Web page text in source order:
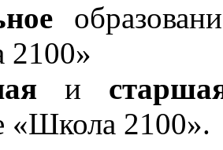
2100»
и
«Школа 2100».